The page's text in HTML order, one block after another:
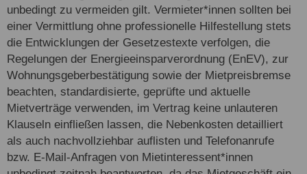
unbedingt zu vermeiden gilt. Vermieter*innen sollten bei
einer Vermittlung ohne professionelle Hilfestellung stets
die Entwicklungen der Gesetzestexte verfolgen, die
Regelungen der Energieeinsparverordnung (EnEV), zur
Wohnungsgeberbestätigung sowie der Mietpreisbremse
beachten, standardisierte, geprüfte und aktuelle
Mietverträge verwenden, im Vertrag keine unlauteren
Klauseln einfließen lassen, die Nebenkosten detailliert
als auch nachvollziehbar auflisten und Telefonanrufe
bzw. E-Mail-Anfragen von Mietinteressent*innen